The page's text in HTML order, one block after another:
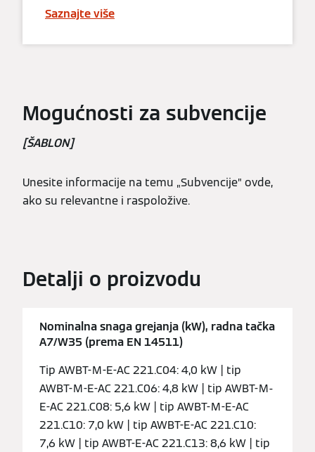
Saznajte više
Mogućnosti za subvencije
[ŠABLON]
Unesite informacije na temu „Subvencije” ovde,
ako su relevantne i raspoložive.
Detalji o proizvodu
Nominalna snaga grejanja (kW), radna tačka
A7/W35 (prema EN 14511)
Tip AWBT-M-E-AC 221.C04: 4,0 kW | tip
AWBT-M-E-AC 221.C06: 4,8 kW | tip AWBT-M-
E-AC 221.C08: 5,6 kW | tip AWBT-M-E-AC
221.C10: 7,0 kW | tip AWBT-E-AC 221.C10:
7,6 kW | tip AWBT-E-AC 221.C13: 8,6 kW | tip